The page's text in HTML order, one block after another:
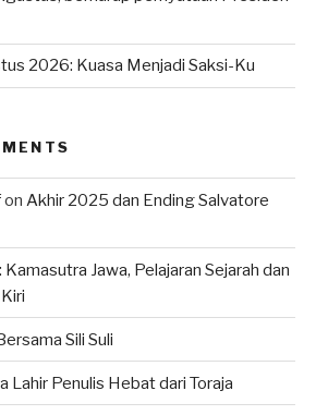
2026: Kuasa Menjadi Saksi-Ku
on Akhir 2025 dan Ending Salvatore
Jawa, Pelajaran Sejarah dan
Sili Suli
Lahir Penulis Hebat dari Toraja